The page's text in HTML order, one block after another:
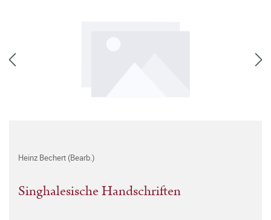
Heinz Bechert (Bearb.)
Singhalesische Handschriften